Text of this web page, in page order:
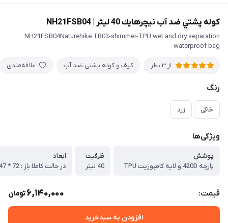
كوله پشتي ضد آب نيچرهايك 40 ليتر | NH21FSB04
NH21FSB04Naturehike TB03-shimmer-TPU wet and dry separation
waterproof bag
از 3 نظر کیف و کوله پشتی ضد آب علاقه‌مندی
رنگ
خاکی زرد
ویژگی‌ها
پوشش
پارچه 420D و لايه كامپوزیت TPU
ظرفيت
40 ليتر
ابعاد
در حالت كاملا باز :‌ 72 * 47 سانتي متر
قیمت: 6,140,000تومان
افزودن به سبدخرید